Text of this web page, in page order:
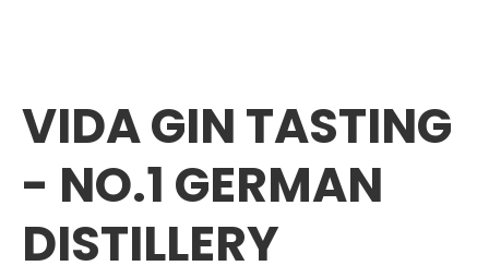
VIDA GIN TASTING
- NO.1 GERMAN
DISTILLERY